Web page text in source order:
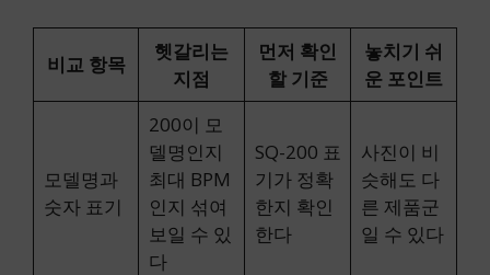
비교 항목
헷갈리는
지점
먼저 확인
할 기준
놓치기 쉬
운 포인트
모델명과
숫자 표기
200이 모
델명인지
최대 BPM
인지 섞여
보일 수 있
다
SQ-200 표
기가 정확
한지 확인
한다
사진이 비
슷해도 다
른 제품군
일 수 있다